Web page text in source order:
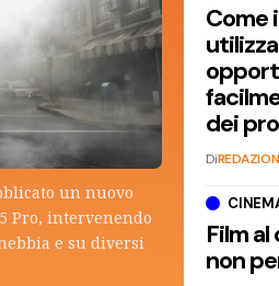
un nuovo
Pro, intervenendo
e su diversi
Come
dei
Di
Film
non